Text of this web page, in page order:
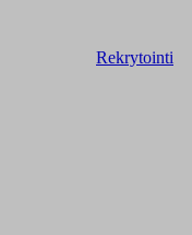
Rekrytointi